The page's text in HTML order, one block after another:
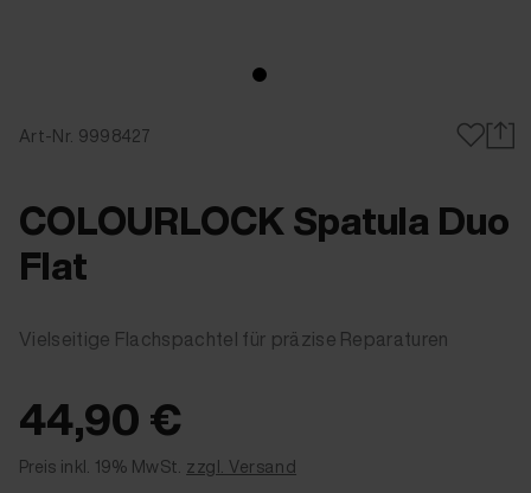
Art-Nr. 9998427
COLOURLOCK Spatula Duo
Flat
Vielseitige Flachspachtel für präzise Reparaturen
44,90 €
Preis inkl. 19% MwSt. zzgl. Versand